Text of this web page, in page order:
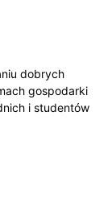
dobrych
gospodarki
i studentów